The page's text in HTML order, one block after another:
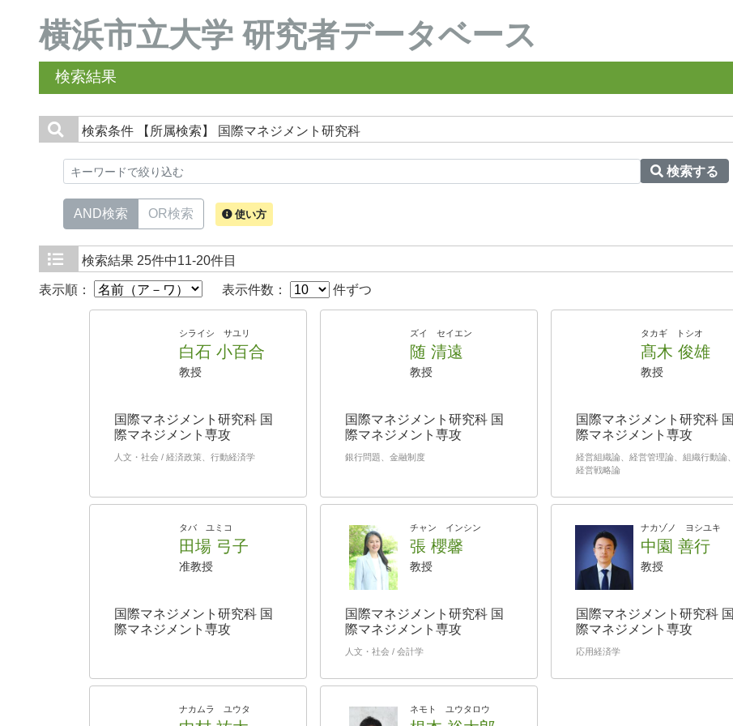
横浜市立大学 研究者データベース
検索結果
検索条件 【所属検索】 国際マネジメント研究科
検索する
AND検索 OR検索 使い方
検索結果 25件中11-20件目
表示順： 表示件数： 件ずつ
シライシ サユリ
白石 小百合
教授
国際マネジメント研究科 国
際マネジメント専攻
人文・社会 / 経済政策、行動経済学
ズイ セイエン
随 清遠
教授
国際マネジメント研究科 国
際マネジメント専攻
銀行問題、金融制度
タカギ トシオ
髙木 俊雄
教授
国際マネジメント研究科 国
際マネジメント専攻
経営組織論、経営管理論、組織行動論、
経営戦略論
タバ ユミコ
田場 弓子
准教授
国際マネジメント研究科 国
際マネジメント専攻
チャン インシン
張 櫻馨
教授
国際マネジメント研究科 国
際マネジメント専攻
人文・社会 / 会計学
ナカゾノ ヨシユキ
中園 善行
教授
国際マネジメント研究科 国
際マネジメント専攻
応用経済学
ナカムラ ユウタ ネモト ユウタロウ